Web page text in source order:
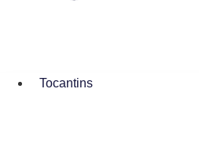
Tocantins